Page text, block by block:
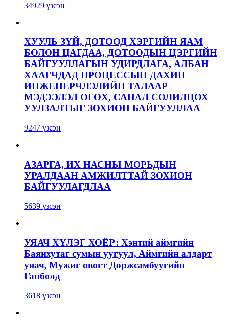
34929 үзсэн
ХУУЛЬ ЗҮЙ, ДОТООД ХЭРГИЙН ЯАМ
БОЛОН ЦАГДАА, ДОТООДЫН ЦЭРГИЙН
БАЙГУУЛЛАГЫН УДИРДЛАГА, АЛБАН
ХААГЧДАД ПРОЦЕССЫН ДАХИН
ИНЖЕНЕРЧЛЭЛИЙН ТАЛААР
МЭДЭЭЛЭЛ ӨГӨХ, САНАЛ СОЛИЛЦОХ
УУЛЗАЛТЫГ ЗОХИОН БАЙГУУЛЛАА
9247 үзсэн
АЗАРГА, ИХ НАСНЫ МОРЬДЫН
УРАЛДААН АМЖИЛТТАЙ ЗОХИОН
БАЙГУУЛАГДЛАА
5639 үзсэн
УЯАЧ ХҮЛЭГ ХОЁР: Хэнтий аймгийн
Баянхутаг сумын уугуул, Аймгийн алдарт
уяач, Мужиг овогт Доржсамбуугийн
Ганболд
3618 үзсэн